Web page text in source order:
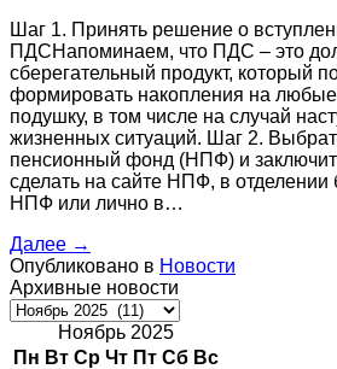
Шаг 1. Принять решение о
ПДСНапоминаем, что ПДС – это
сберегательный продукт, который
формировать накопления на
подушку, в том числе на случай
жизненных ситуаций. Шаг 2.
пенсионный фонд (НПФ) и
сделать на сайте НПФ, в отделении
НПФ или лично в…
Далее →
Опубликовано в Новости
Архивные новости
Архивные
новостиНоябрь 2025
Пн Вт Ср Чт Пт Сб Вс